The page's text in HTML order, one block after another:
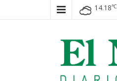
14.18℃